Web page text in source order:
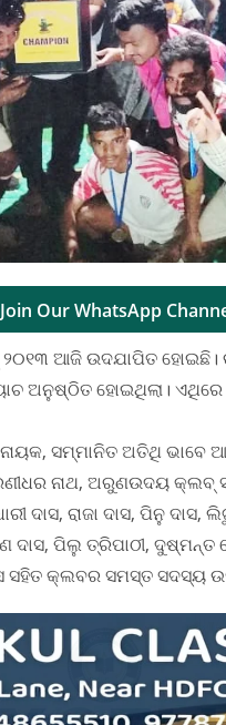
Join Our WhatsApp
ଆଜି ଉଦଯାପିତ ହୋଇଛି।
ଅନୁଷ୍ଠିତ ହୋଇଥିଲା।
ନାୟକ, ସମ୍ମାନିତ ଅତିଥି
ନାଥ, ଅରୁଣଉଦୟ କ୍ଲବ୍
ରାଜା ଦାସ, ପିନୁ ଦାସ,
ପିଲୁ ତ୍ରିପାଠୀ, ଦୁଷ୍ମନ୍ତ
ସହିତ କ୍ଲବର ସମସ୍ତ ସଦସ୍ୟ